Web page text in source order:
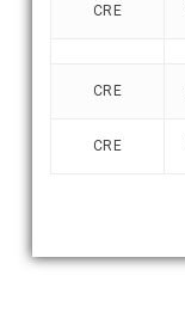
CRE
CRE
CRE